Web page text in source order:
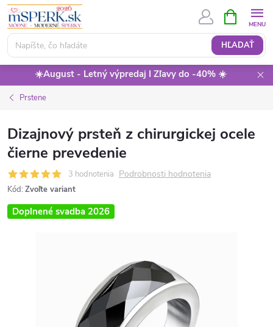
Prejsť
obsah
HĽADAŤ
KOŠÍK
☀️August - Letný výpredaj I Zľavy do -40% ☀️
Prstene
Dizajnový prsteň z chirurgickej ocele
čierne prevedenie
3 hodnotenia Podrobnosti hodnotenia
Kód: Zvoľte variant
Doplnené svadba 2026